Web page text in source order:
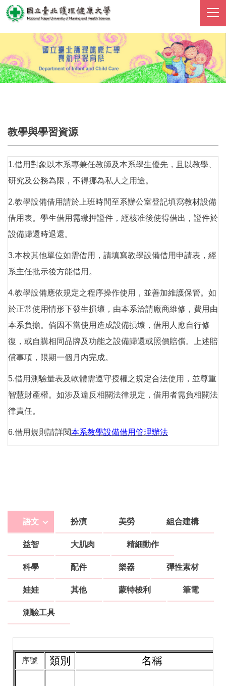
跳
到
主
內
容
區
教學與學習資源
1.借用對象以本系專兼任教師及本系學生優先，且以教學、
研究及公務為限，不得挪為私人之用途。
2.教學設備借用請於上班時間至系辦公室登記填寫教材設備
借用表。學生借用需繳押證件，經核准後使得借出，證件於
設備歸還時退還。
3.本校其他單位如需借用，請填寫教學設備借用申請表，經
系主任批示後方能借用。
4.教學設備應依規定之程序操作使用，並善加維護保管。如
於正常使用情形下發生損壞，由本系洽請廠商維修，費用由
本系負擔。倘因不當使用造成設備損壞，借用人應自行修
復，或自購相同品牌及功能之設備歸還或照價賠償。上述賠
償事項，限期一個月內完成。
5.借用測驗量表及軟體需遵守授權之規定合法使用，並尊重
智慧財產權。如涉及違反相關法律規定，借用者需負相關法
律責任。
6.借用規則請詳閱本系教學設備借用管理辦法
語文 扮演 美勞 組合建構
益智 大肌肉 精細動作
科學 配件 樂器 彈性素材
娃娃 其他 蒙特梭利 筆電
測驗工具
序號 類別 名稱